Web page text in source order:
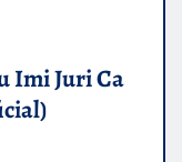
Imi Juri Ca